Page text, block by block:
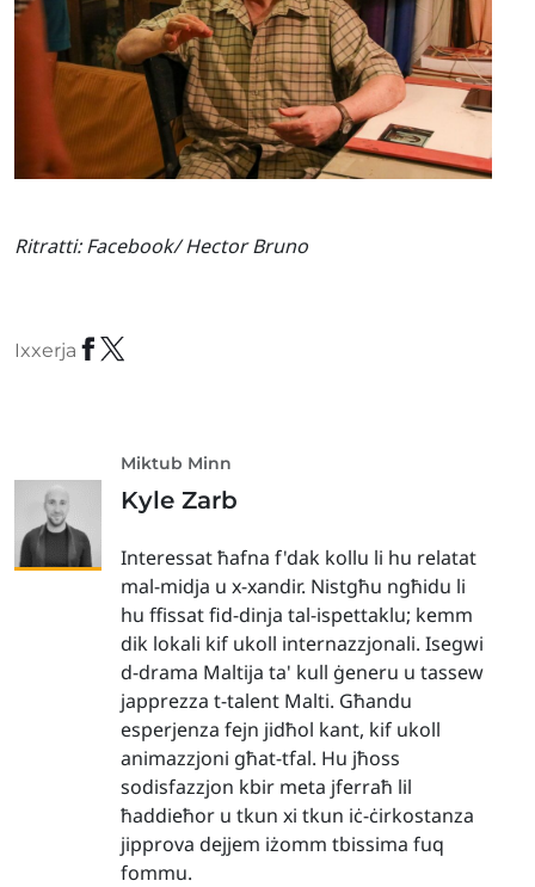
Ritratti: Facebook/ Hector Bruno
Ixxerja
Miktub Minn
Kyle Zarb
Interessat ħafna f'dak kollu li hu relatat
mal-midja u x-xandir. Nistgħu ngħidu li
hu ffissat fid-dinja tal-ispettaklu; kemm
dik lokali kif ukoll internazzjonali. Isegwi
d-drama Maltija ta' kull ġeneru u tassew
japprezza t-talent Malti. Għandu
esperjenza fejn jidħol kant, kif ukoll
animazzjoni għat-tfal. Hu jħoss
sodisfazzjon kbir meta jferraħ lil
ħaddieħor u tkun xi tkun iċ-ċirkostanza
jipprova dejjem iżomm tbissima fuq
fommu.